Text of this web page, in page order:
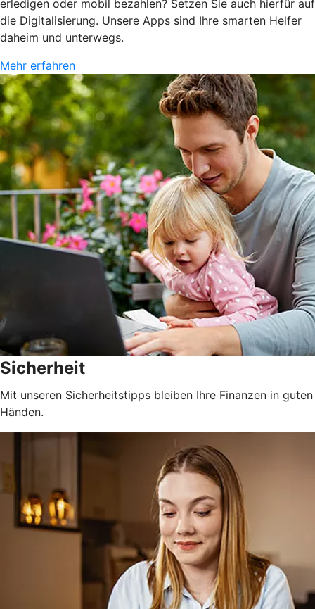
erledigen oder mobil bezahlen? Setzen Sie auch hierfür auf
die Digitalisierung. Unsere Apps sind Ihre smarten Helfer
daheim und unterwegs.
Mehr erfahren
Sicherheit
Mit unseren Sicherheitstipps bleiben Ihre Finanzen in guten
Händen.